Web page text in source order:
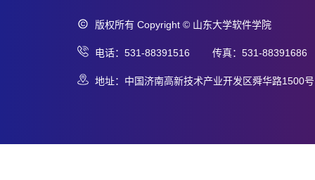
版权所有 Copyright © 山东大学软件学院
电话：531-88391516 传真：531-88391686
地址：中国济南高新技术产业开发区舜华路